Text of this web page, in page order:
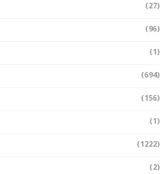
(27)
(96)
(1)
(694)
(156)
(1)
(1222)
(2)